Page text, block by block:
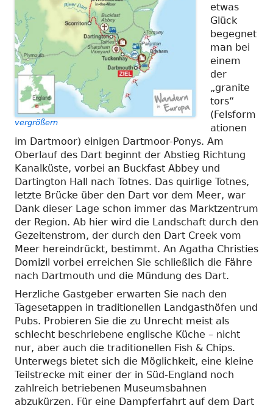
vergrößern
etwas
Glück
begegnet
man bei
einem
der
„granite
tors“
(Felsform
ationen
im Dartmoor) einigen Dartmoor-Ponys. Am
Oberlauf des Dart beginnt der Abstieg Richtung
Kanalküste, vorbei an Buckfast Abbey und
Dartington Hall nach Totnes. Das quirlige Totnes,
letzte Brücke über den Dart vor dem Meer, war
Dank dieser Lage schon immer das Marktzentrum
der Region. Ab hier wird die Landschaft durch den
Gezeitenstrom, der durch den Dart Creek vom
Meer hereindrückt, bestimmt. An Agatha Christies
Domizil vorbei erreichen Sie schließlich die Fähre
nach Dartmouth und die Mündung des Dart.
Herzliche Gastgeber erwarten Sie nach den
Tagesetappen in traditionellen Landgasthöfen und
Pubs. Probieren Sie die zu Unrecht meist als
schlecht beschriebene englische Küche – nicht
nur, aber auch die traditionellen Fish & Chips.
Unterwegs bietet sich die Möglichkeit, eine kleine
Teilstrecke mit einer der in Süd-England noch
zahlreich betriebenen Museumsbahnen
abzukürzen. Für eine Dampferfahrt auf dem Dart